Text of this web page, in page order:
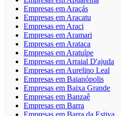
Empresas em Araçás
Empresas em Aracatu
Empresas em Araci
Empresas em Aramari
Empresas em Arataca
Empresas em Aratuípe
Empresas em Arraial D'ajuda
Empresas em Aurelino Leal
Empresas em Baianópolis
Empresas em Baixa Grande
Empresas em Banzaê
Empresas em Barra